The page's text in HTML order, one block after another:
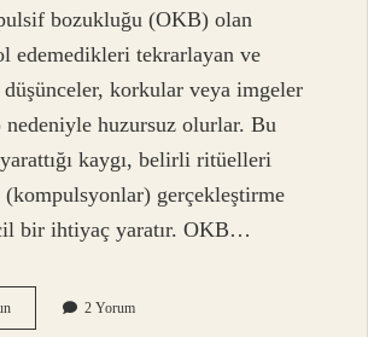
bozukluğu (OKB) olan
edemedikleri tekrarlayan ve
düşünceler, korkular veya imgeler
nedeniyle huzursuz olurlar. Bu
kaygı, belirli ritüelleri
gerçekleştirme
bir ihtiyaç yaratır. OKB…
Obsesyon
Geldiğinde
2 Yorum